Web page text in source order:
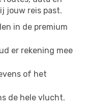
jouw reis past.
in de premium
er rekening mee
of het
de hele vlucht.